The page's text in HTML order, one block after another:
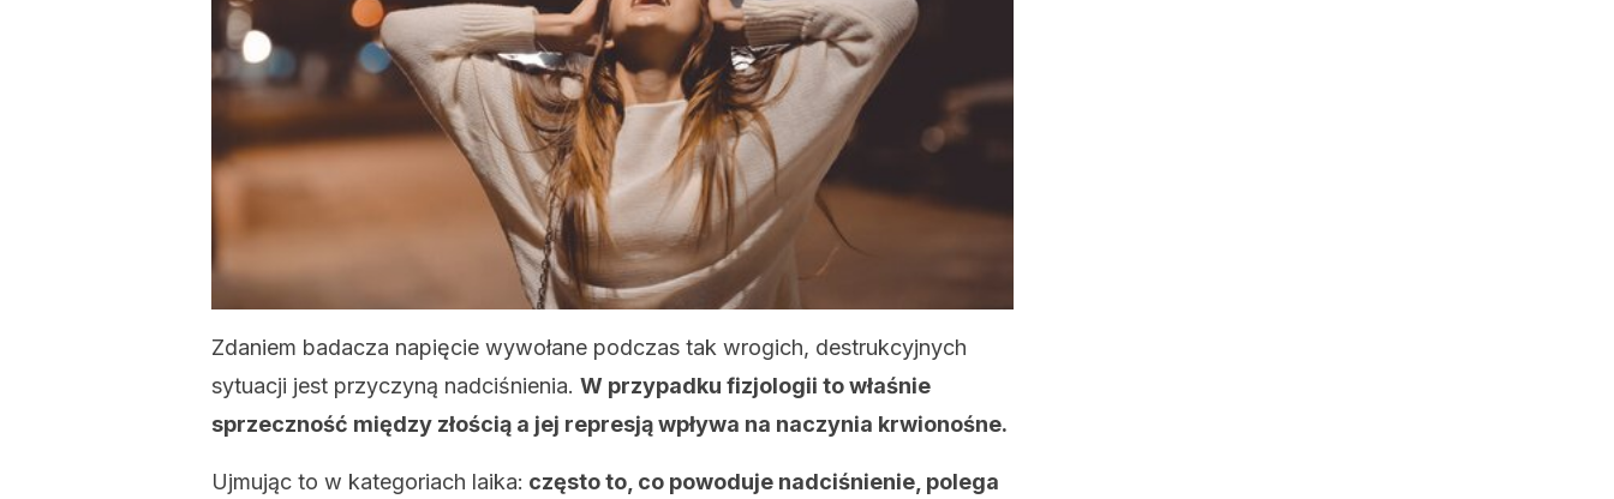
Zdaniem badacza napięcie wywołane podczas tak wrogich, destrukcyjnych
sytuacji jest przyczyną nadciśnienia. W przypadku fizjologii to właśnie
sprzeczność między złością a jej represją wpływa na naczynia krwionośne.
Ujmując to w kategoriach laika: często to, co powoduje nadciśnienie, polega